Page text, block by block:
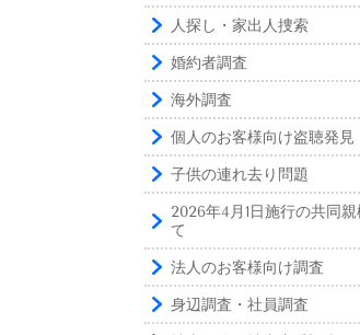
人探し・家出人捜索
婚約者調査
海外調査
個人のお客様向け盗聴発見
子供の連れ去り問題
2026年4月1日施行の共同
て
法人のお客様向け調査
身辺調査・社員調査